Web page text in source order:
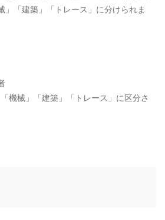
」「建築」「トレース」に分けられま
械」「建築」「トレース」に区分さ